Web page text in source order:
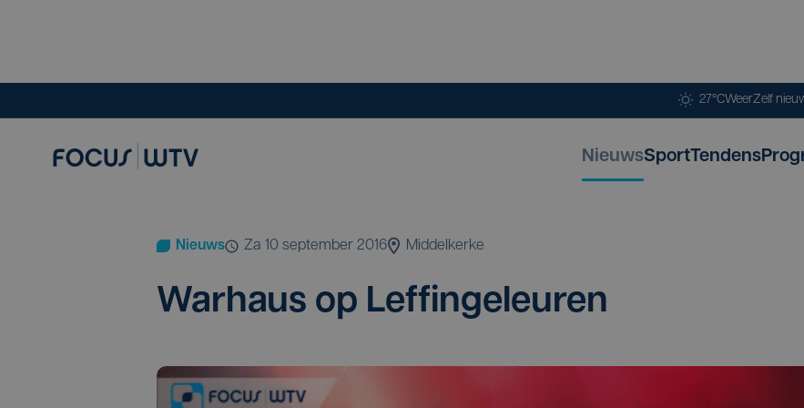
27°CWeerZelf
NieuwsSportTendens
Nieuws za 10 september 2016 Middelkerke
War­haus op Leffingeleuren